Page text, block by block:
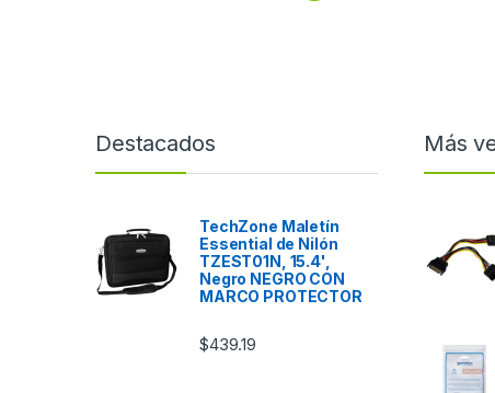
Destacados
TechZone Maletín
Essential de Nilón
TZEST01N, 15.4',
Negro NEGRO CON
MARCO PROTECTOR
$439.19
Más